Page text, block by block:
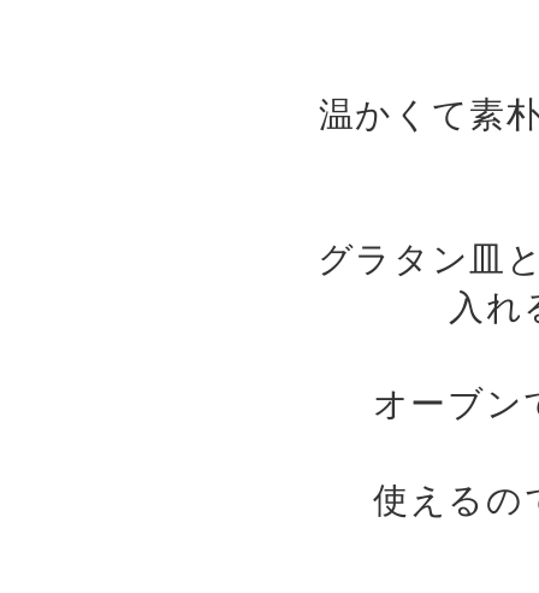
温かくて素
グラタン皿
入
オーブン
使えるの